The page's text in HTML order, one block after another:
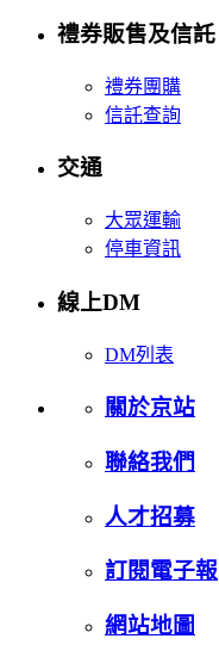
禮券販售及信託
禮券團購
信託查詢
交通
大眾運輸
停車資訊
線上DM
DM列表
關於京站
聯絡我們
人才招募
訂閱電子報
網站地圖